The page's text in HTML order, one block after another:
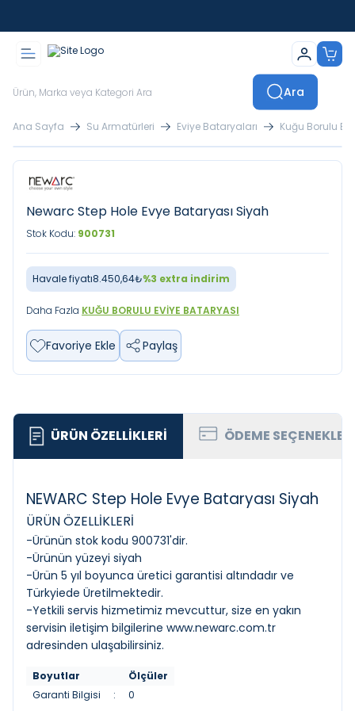
Ara
Ana Sayfa Su Armatürleri Eviye Bataryaları Kuğu Borulu
Newarc Step Hole Evye Bataryası Siyah
Stok Kodu: 900731
Havale fiyatı8.450,64₺%3 extra indirim
Daha Fazla KUĞU BORULU EVIYE BATARYASI
Favoriye Ekle Paylaş
ÜRÜN ÖZELLIKLERI ÖDEME
NEWARC Step Hole Evye Bataryası Siyah
ÜRÜN ÖZELLİKLERİ
-Ürünün stok kodu 900731'dir.
-Ürünün yüzeyi siyah
-Ürün 5 yıl boyunca üretici garantisi altındadır ve
Türkyiede Üretilmektedir.
-Yetkili servis hizmetimiz mevcuttur, size en yakın
servisin iletişim bilgilerine www.newarc.com.tr
adresinden ulaşabilirsiniz.
Boyutlar
Ölçüler
Garanti Bilgisi
: 0